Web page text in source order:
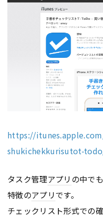
https://
shukichekkurisutot-
タスク管理アプリ の中で
特徴のアプリです。
チェックリスト形式での